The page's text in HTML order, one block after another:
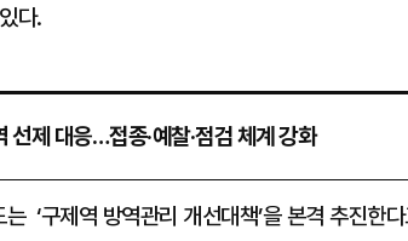
다.
선제 대응…접종·예찰·점검 체계 강화
‘구제역 방역관리 개선대책’을 본격 추진한